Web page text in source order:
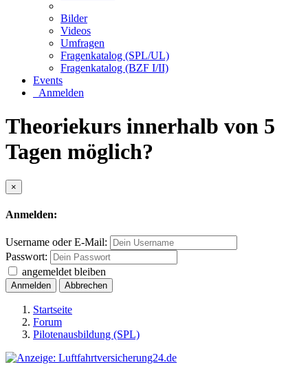
Bilder
Videos
Umfragen
Fragenkatalog (SPL/UL)
Fragenkatalog (BZF I/II)
Events
Anmelden
Theoriekurs innerhalb von 5
Tagen möglich?
×
Anmelden:
Username oder E-Mail:
Passwort:
angemeldet bleiben
Anmelden Abbrechen
Startseite
Forum
Pilotenausbildung (SPL)